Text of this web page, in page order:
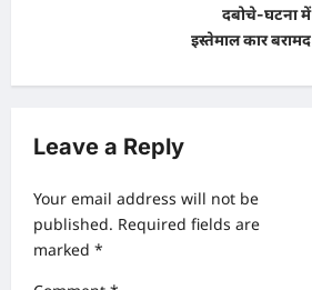
a
i
g
a
t
दबोचे-घटना में
इस्तेमाल कार बरामद
Leave a Reply
Your email address will not be
published. Required fields are
marked *